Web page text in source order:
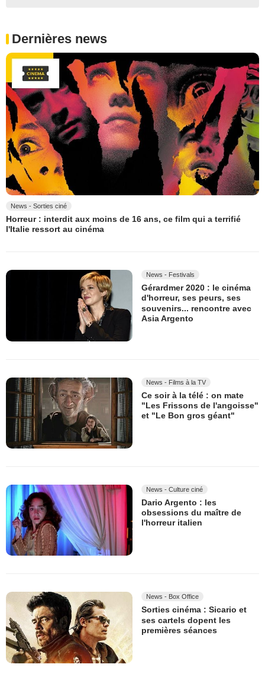
Dernières news
News - Sorties ciné
Horreur : interdit aux moins de 16 ans, ce film qui a terrifié
l'Italie ressort au cinéma
News - Festivals
Gérardmer 2020 : le cinéma
d'horreur, ses peurs, ses
souvenirs... rencontre avec
Asia Argento
News - Films à la TV
Ce soir à la télé : on mate
"Les Frissons de l'angoisse"
et "Le Bon gros géant"
News - Culture ciné
Dario Argento : les
obsessions du maître de
l'horreur italien
News - Box Office
Sorties cinéma : Sicario et
ses cartels dopent les
premières séances